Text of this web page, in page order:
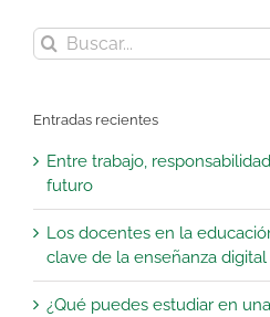
Buscar:
Entradas recientes
Entre trabajo,
futuro
Los docentes en la
clave de la enseñanza digital
¿Qué puedes estudiar en